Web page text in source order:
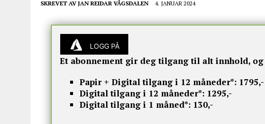
SKREVET AV JAN REIDAR VÅGSDALEN 4. JANUAR 2024
LOGG PÅ
Et abonnement gir deg tilgang til alt innhold,
Papir + Digital tilgang i 12 måneder*: 1795,-
Digital tilgang i 12 måneder*: 1295,-
Digital tilgang i 1 måned*: 130,-